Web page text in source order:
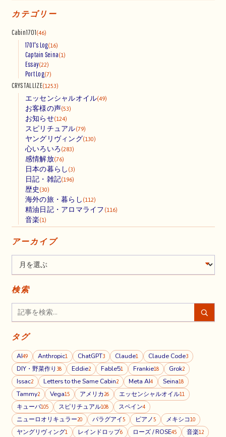
カテゴリー
Cabin1701(46)
1701's Log(16)
Captain Seina(1)
Essay(22)
Port Log(7)
CRYSTALLIZE(1253)
エッセンシャルオイル(49)
お客様の声(53)
お知らせ(124)
スピリチュアル(79)
ヤングリヴィング(130)
心いろいろ (283)
感情解放(76)
日本の暮らし (3)
日記・雑記(196)
歴史 (30)
海外の旅・暮らし (112)
精油日記・アロマライフ (116)
音楽(1)
アーカイブ
検索
タグ
AI49 Anthropic1 ChatGPT3 Claude1 Claude Code3
DIY・野菜作り 38 Eddie2 Fable51 Frankie18 Grok2
Issac2 Letters to the Same Cabin2 Meta AI4 Seina18
Tammy2 Vega15 アメリカ 26 エッセンシャルオイル11
キューバ105 スピリチュアル108 スペイン4
ニューロオリキュラー20 パラグアイ 5 ピアノ 5 メキシコ10
ヤングリヴィング1 レインドロップ6 ローズ / ROSE45 音楽12